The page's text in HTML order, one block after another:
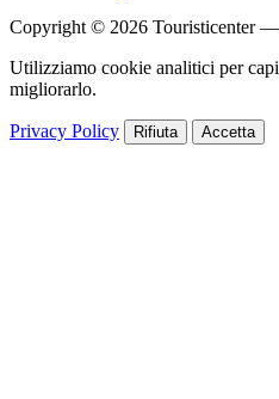
Copyright © 2026 Touristicenter —
Utilizziamo cookie analitici per
migliorarlo.
Privacy Policy Rifiuta Accetta